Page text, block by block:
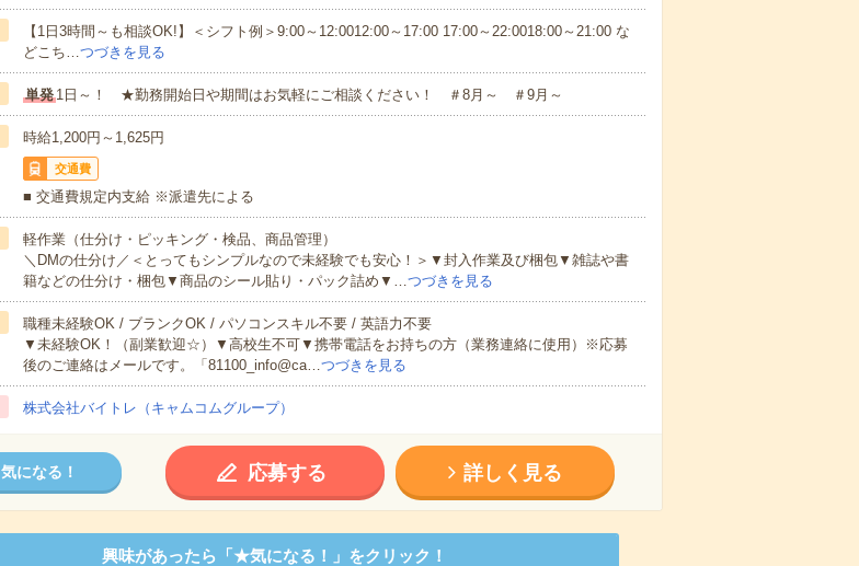
【1日3時間～も相談OK!】＜シフト例＞9:00～12:0012:00～17:00 17:00～22:0018:00～21:00 な
どこち…つづきを見る
単発1日～！ ★勤務開始日や期間はお気軽にご相談ください！ ＃8月～ ＃9月～
時給1,200円～1,625円
交通費
■ 交通費規定内支給 ※派遣先による
軽作業（仕分け・ピッキング・検品、商品管理）
＼DMの仕分け／＜とってもシンプルなので未経験でも安心！＞▼封入作業及び梱包▼雑誌や書
籍などの仕分け・梱包▼商品のシール貼り・パック詰め▼…つづきを見る
職種未経験OK / ブランクOK / パソコンスキル不要 / 英語力不要
▼未経験OK！（副業歓迎☆）▼高校生不可▼携帯電話をお持ちの方（業務連絡に使用）※応募
後のご連絡はメールです。「81100_info@ca…つづきを見る
株式会社バイトレ（キャムコムグループ）
気になる！ 応募する 詳しく見る
興味があったら「★気になる！」をクリック！